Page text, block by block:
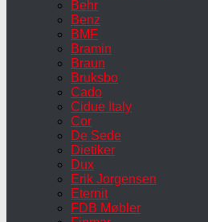
Behr
Benz
BMF
Bramin
Braun
Bruksbo
Cado
Cidue Italy
Cor
De Sede
Dietiker
Dux
Erik Jorgensen
Eternit
FDB Møbler